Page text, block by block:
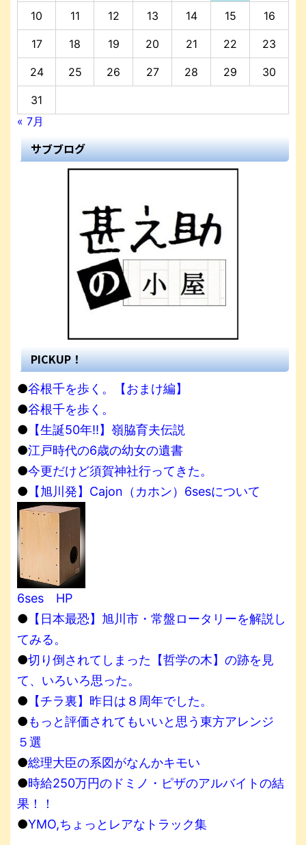
10 11 12 13 14 15 16
17 18 19 20 21 22 23
24 25 26 27 28 29 30
31
« 7月
サブブログ
PICKUP！
●谷根千を歩く。【おまけ編】
●谷根千を歩く。
● 【生誕50年!!】嶺脇育夫伝説
●江戸時代の6歳の幼女の遺書
●今更だけど須賀神社行ってきた。
● 【旭川発】Cajon（カホン）6sesについて
6ses HP
● 【日本最恐】旭川市・常盤ロータリーを解説し
てみる。
●切り倒されてしまった【哲学の木】の跡を見
て、いろいろ思った。
● 【チラ裏】昨日は８周年でした。
●もっと評価されてもいいと思う東方アレンジ
５選
●総理大臣の系図がなんかキモい
●時給250万円のドミノ・ピザのアルバイトの結
果！！
●YMO,ちょっとレアなトラック集